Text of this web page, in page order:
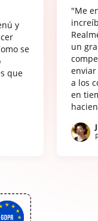
y
se
que
"Me
un
a los
en